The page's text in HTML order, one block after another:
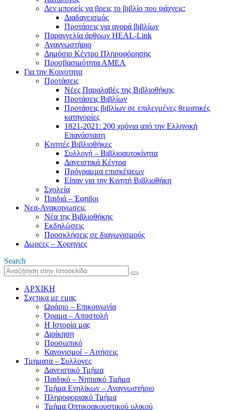
Δεν μπορείς να βρεις το βιβλίο που ψάχνεις;
Διαδανεισμός
Προτάσεις για αγορά βιβλίων
Παραγγελία άρθρων HEAL-Link
Αναγνωστήριο
Δημόσιο Κέντρο Πληροφόρησης
Προσβασιμότητα ΑΜΕΑ
Για την Κοινοτητα
Προτάσεις
Νέες Παραλαβές της Βιβλιοθήκης
Προτάσεις Βιβλίων
Προτάσεις βιβλίων σε επιλεγμένες θεματικές
κατηγορίες
1821-2021: 200 χρόνια από την Ελληνική
Επανάσταση
Κινητές Βιβλιοθήκες
Συλλογή – Βιβλιοαυτοκίνητα
Δανειστικά Κέντρα
Πρόγραμμα επισκέψεων
Είπαν για την Κινητή Βιβλιοθήκη
Σχολεία
Παιδιά – Έφηβοι
Νεα-Ανακοινωσεις
Νέα της Βιβλιοθήκης
Εκδηλώσεις
Προσκλήσεις σε διαγωνισμούς
Δωρεες – Χορηγιες
Search
ΑΡΧΙΚΗ
Σχετικα με εμας
Ωράριο – Επικοινωνία
Όραμα – Αποστολή
Η Ιστορία μας
Διοίκηση
Προσωπικό
Κανονισμοί – Αιτήσεις
Τμηματα – Συλλογες
Δανειστικό Τμήμα
Παιδικό – Νηπιακό Τμήμα
Τμήμα Ενηλίκων – Αναγνωστήριο
Πληροφοριακό Τμήμα
Τμήμα Οπτικοακουστικού υλικού